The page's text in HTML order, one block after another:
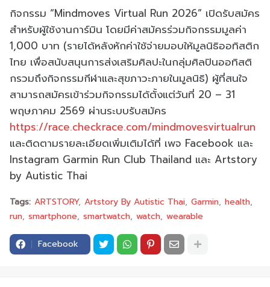
กิจกรรม “Mindmoves Virtual Run 2026” เปิดรับสมัคร
สำหรับผู้ใช้งานการ์มิน โดยมีค่าสมัครร่วมกิจกรรมมูลค่า
1,000 บาท (รายได้หลังหักค่าใช้จ่ายมอบให้มูลนิธิออทิสติก
ไทย เพื่อสนับสนุนการส่งเสริมศิลปะในกลุ่มศิลปินออทิสติ
กรวมถึงกิจกรรมกีฬาและสุขภาวะภายในมูลนิธิ) ผู้ที่สนใจ
สามารถสมัครเข้าร่วมกิจกรรมได้ตั้งแต่วันที่ 20 – 31
พฤษภาคม 2569 ผ่านระบบรับสมัคร
https://race.checkrace.com/mindmovesvirtualrun
และติดตามรายละเอียดเพิ่มเติมได้ที่ เพจ Facebook และ
Instagram Garmin Run Club Thailand และ Artstory
by Autistic Thai
Tags: ARTSTORY Artstory By Autistic Thai Garmin health
run smartphone smartwatch watch wearable
Facebook